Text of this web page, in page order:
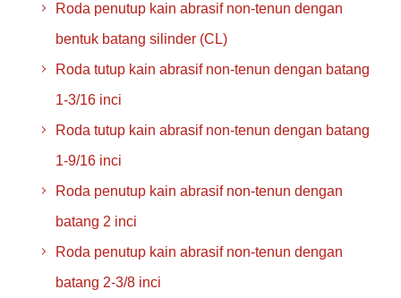
Roda penutup kain abrasif non-tenun dengan
bentuk batang silinder (CL)
Roda tutup kain abrasif non-tenun dengan batang
1-3/16 inci
Roda tutup kain abrasif non-tenun dengan batang
1-9/16 inci
Roda penutup kain abrasif non-tenun dengan
batang 2 inci
Roda penutup kain abrasif non-tenun dengan
batang 2-3/8 inci